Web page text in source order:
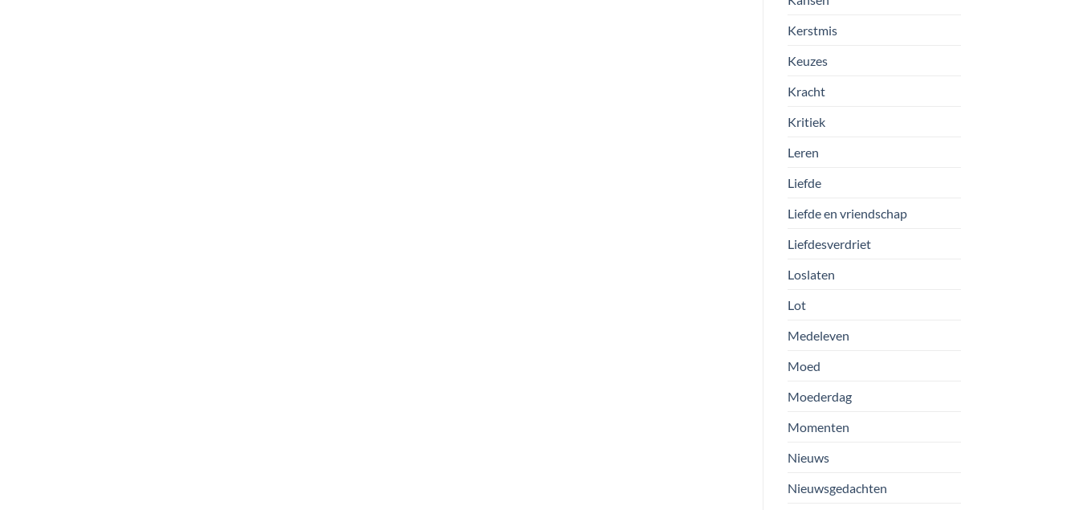
Kerstmis
Keuzes
Kracht
Kritiek
Leren
Liefde
Liefde en vriendschap
Liefdesverdriet
Loslaten
Lot
Medeleven
Moed
Moederdag
Momenten
Nieuws
Nieuwsgedachten